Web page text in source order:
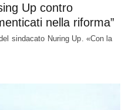
Up contro
nella riforma”
sindacato Nuring Up. «Con la